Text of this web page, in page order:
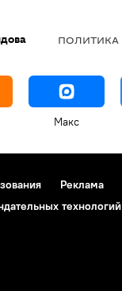
ПОЛИТИКА
Макс
Реклама
технологий